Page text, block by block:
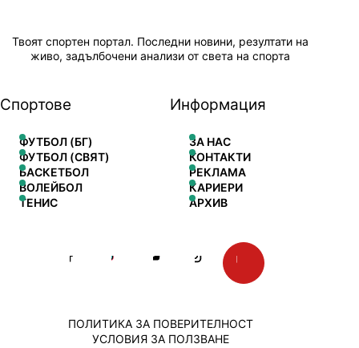
Твоят спортен портал. Последни новини, резултати на
живо, задълбочени анализи от света на спорта
Спортове
ФУТБОЛ (БГ)
ФУТБОЛ (СВЯТ)
БАСКЕТБОЛ
ВОЛЕЙБОЛ
ТЕНИС
Информация
ЗА НАС
КОНТАКТИ
РЕКЛАМА
КАРИЕРИ
АРХИВ
ПОЛИТИКА ЗА ПОВЕРИТЕЛНОСТ
УСЛОВИЯ ЗА ПОЛЗВАНЕ